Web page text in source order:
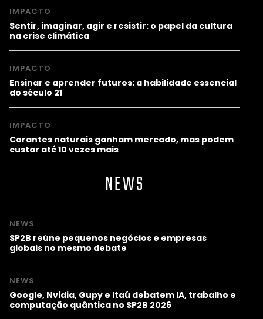
IMPACTO
Sentir, imaginar, agir e resistir: o papel da cultura
na crise climática
IMPACTO
Ensinar e aprender futuros: a habilidade essencial
do século 21
IMPACTO
Corantes naturais ganham mercado, mas podem
custar até 10 vezes mais
NEWS
NEWS
SP2B reúne pequenos negócios e empresas
globais no mesmo debate
NEWS
Google, Nvidia, Gupy e Itaú debatem IA, trabalho e
computação quântica no SP2B 2026